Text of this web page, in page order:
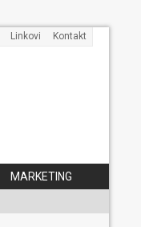
Linkovi Kontakt
MARKETING